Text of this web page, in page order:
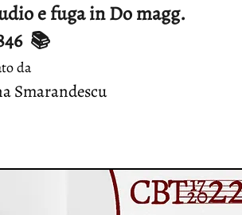
e fuga in Do magg.
📚
da
Smarandescu